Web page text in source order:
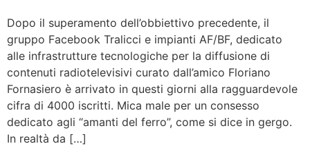
Dopo il superamento dell’obbiettivo precedente, il
gruppo Facebook Tralicci e impianti AF/BF, dedicato
alle infrastrutture tecnologiche per la diffusione di
contenuti radiotelevisivi curato dall’amico Floriano
Fornasiero è arrivato in questi giorni alla ragguardevole
cifra di 4000 iscritti. Mica male per un consesso
dedicato agli “amanti del ferro”, come si dice in gergo.
In realtà da […]